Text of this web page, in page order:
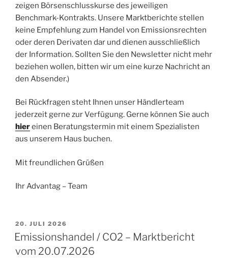
zeigen Börsenschlusskurse des jeweiligen
Benchmark-Kontrakts. Unsere Marktberichte stellen
keine Empfehlung zum Handel von Emissionsrechten
oder deren Derivaten dar und dienen ausschließlich
der Information. Sollten Sie den Newsletter nicht mehr
beziehen wollen, bitten wir um eine kurze Nachricht an
den Absender.)
Bei Rückfragen steht Ihnen unser Händlerteam
jederzeit gerne zur Verfügung. Gerne können Sie auch
hiereinen Beratungstermin mit einem Spezialisten
aus unserem Haus buchen.
Mit freundlichen Grüßen
Ihr Advantag – Team
VERÖFFENTLICHT
AM
20. JULI 2026
Emissionshandel / CO2 – Marktbericht
vom 20.07.2026